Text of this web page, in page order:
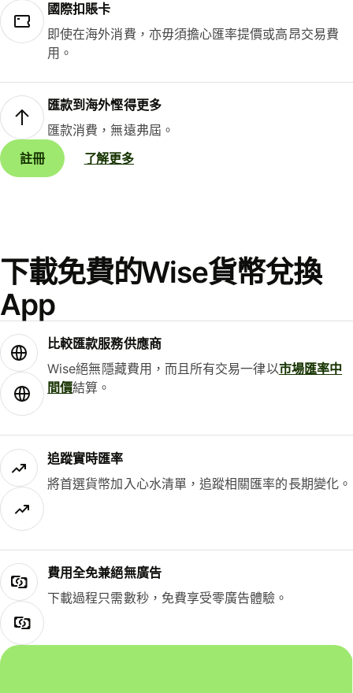
國際扣賬卡
即使在海外消費，亦毋須擔心匯率提價或高昂交易費
用。
匯款到海外慳得更多
匯款消費，無遠弗屆。
註冊
了解更多
下載免費的Wise貨幣兌換
App
比較匯款服務供應商
Wise絕無隱藏費用，而且所有交易一律以市場匯率中
間價結算。
追蹤實時匯率
將首選貨幣加入心水清單，追蹤相關匯率的長期變化。
費用全免兼絕無廣告
下載過程只需數秒，免費享受零廣告體驗。